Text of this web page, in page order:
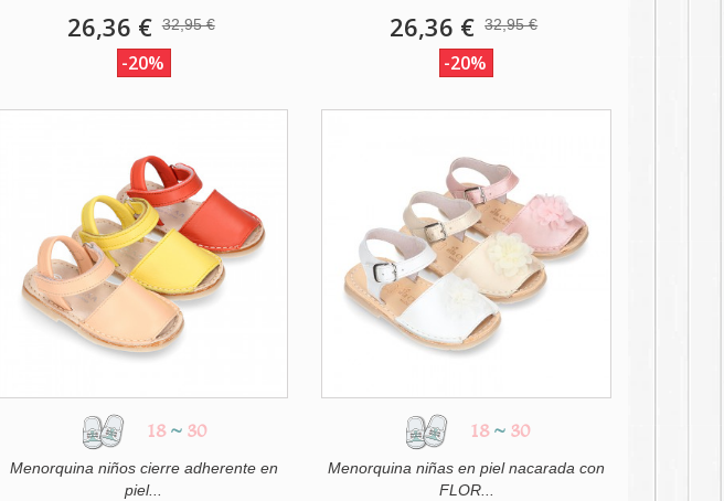
26,36 € 32,95 €
-20%
26,36 € 32,95 €
-20%
18 ~ 30
Menorquina niños cierre adherente en
piel...
18 ~30
Menorquina niñas en piel nacarada con
FLOR...